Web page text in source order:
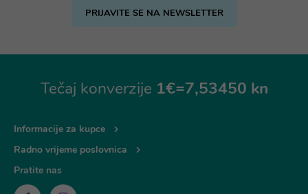
PRIJAVITE SE NA NEWSLETTER
Tečaj konverzije 1€=7,53450 kn
Informacije za kupce
Radno vrijeme poslovnica
Pratite nas